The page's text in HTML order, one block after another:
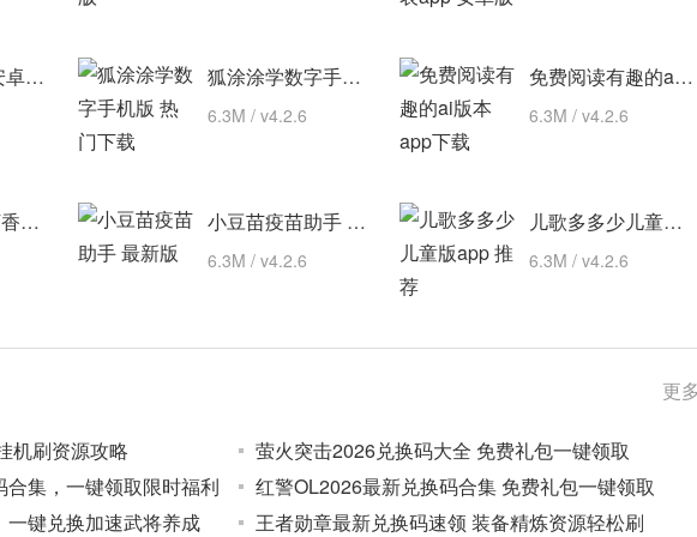
孕橙客户端 安卓下载 狐涂涂学数字手机版 热门下载
6.3M / v4.2.6
免费阅读有趣的ai版本 app下载
6.3M / v4.2.6
最新版本的丁香妈妈app 安卓版 小豆苗疫苗助手 最新版
6.3M / v4.2.6
儿歌多多少儿童版app 推荐
6.3M / v4.2.6
更
机刷资源攻略
萤火突击2026兑换码大全 免费礼包一键领取
集，一键领取限时福利
红警OL2026最新兑换码合集 免费礼包一键领取
键兑换加速武将养成
王者勋章最新兑换码速领 装备精炼资源轻松刷